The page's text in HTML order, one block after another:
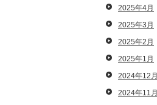
2025年4月
2025年3月
2025年2月
2025年1月
2024年12月
2024年11月